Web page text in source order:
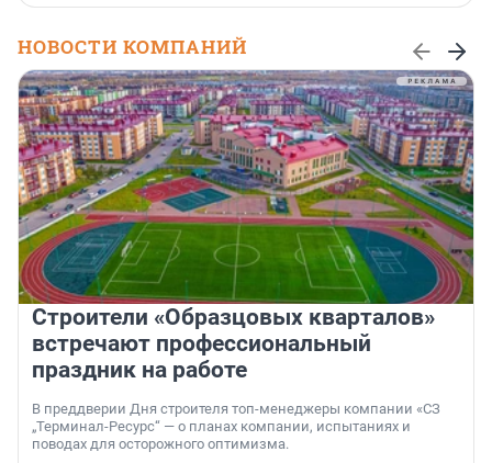
НОВОСТИ КОМПАНИЙ
Строители «Образцовых кварталов»
встречают профессиональный
праздник на работе
В преддверии Дня строителя топ-менеджеры компании «СЗ
„Терминал-Ресурс“ — о планах компании, испытаниях и
поводах для осторожного оптимизма.